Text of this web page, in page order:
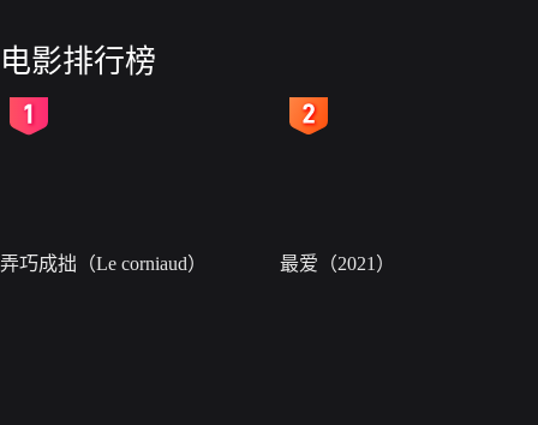
电影排行榜
弄巧成拙（Le corniaud） 最爱（2021）